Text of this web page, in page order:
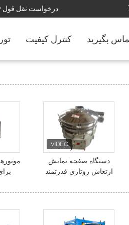
درخواست نقل قول
کنترل کیفیت بگیرید
دستگاه صفحه نمایش
ارتعاش روتاری قدرتمند